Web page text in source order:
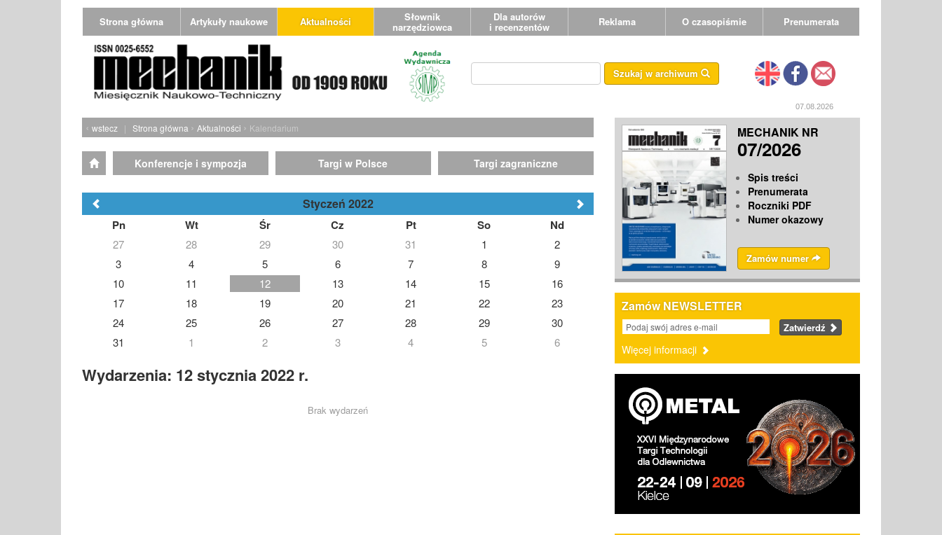
Strona główna Artykuły naukowe Aktualności Słownik
narzędziowca
Dla autorów
i recenzentów Reklama O czasopiśmie Prenumerata
Szukaj w archiwum
07.08.2026
‹ wstecz | Strona główna › Aktualności › Kalendarium
Konferencje i sympozja Targi w Polsce Targi zagraniczne
Styczeń 2022
Pn Wt Śr Cz Pt So Nd
27 28 29 30 31 1
2
3
4 5 6 7 8
9
10
11 12 13 14 15
16
17
18 19 20 21 22
23
24
25 26 27 28 29
30
31
1 2 3 4 5 6
Wydarzenia: 12 stycznia 2022 r.
Brak wydarzeń
MECHANIK NR
07/2026
Spis treści
Prenumerata
Roczniki PDF
Numer okazowy
Zamów numer
Zamów NEWSLETTER
Zatwierdź
Więcej informacji